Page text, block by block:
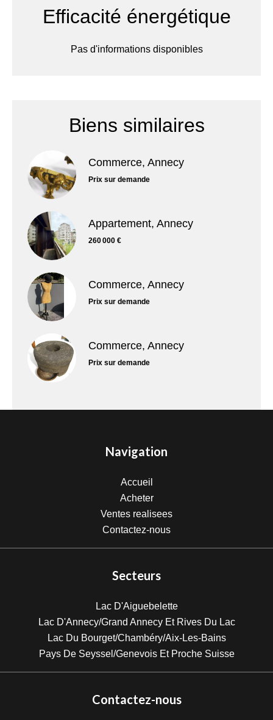
Efficacité énergétique
Pas d'informations disponibles
Biens similaires
Commerce, Annecy
Prix sur demande
Appartement, Annecy
260 000 €
Commerce, Annecy
Prix sur demande
Commerce, Annecy
Prix sur demande
Navigation
Accueil
Acheter
Ventes realisees
Contactez-nous
Secteurs
Lac D'Aiguebelette
Lac D'Annecy/Grand Annecy Et Rives Du Lac
Lac Du Bourget/Chambéry/Aix-Les-Bains
Pays De Seyssel/Genevois Et Proche Suisse
Contactez-nous